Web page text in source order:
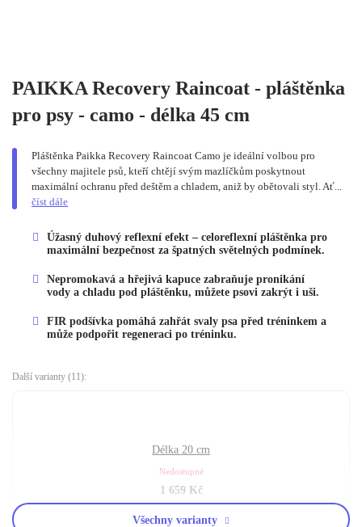
PAIKKA Recovery Raincoat - pláštěnka
pro psy - camo - délka 45 cm
Pláštěnka Paikka Recovery Raincoat Camo je ideální volbou pro
všechny majitele psů, kteří chtějí svým mazlíčkům poskytnout
maximální ochranu před deštěm a chladem, aniž by obětovali styl. Ať...
číst dále
Úžasný duhový reflexní efekt – celoreflexní pláštěnka pro
maximální bezpečnost za špatných světelných podmínek.
Nepromokavá a hřejivá kapuce zabraňuje pronikání
vody a chladu pod pláštěnku, můžete psovi zakrýt i uši.
FIR podšívka pomáhá zahřát svaly psa před tréninkem a
může podpořit regeneraci po tréninku.
Další varianty (11):
Všechny varianty
Délka 20 cm
Nedostupné
1 659 Kč